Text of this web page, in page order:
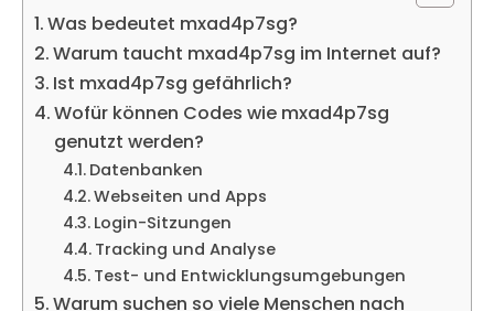
Was bedeutet mxad4p7sg?
Warum taucht mxad4p7sg im Internet auf?
Ist mxad4p7sg gefährlich?
Wofür können Codes wie mxad4p7sg
genutzt werden?
Datenbanken
Webseiten und Apps
Login-Sitzungen
Tracking und Analyse
Test- und Entwicklungsumgebungen
Warum suchen so viele Menschen nach